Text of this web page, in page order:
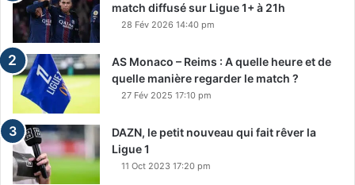
match diffusé sur Ligue 1+ à 21h
28 Fév 2026 14:40 pm
AS Monaco – Reims : A quelle heure et de
quelle manière regarder le match ?
27 Fév 2025 17:10 pm
DAZN, le petit nouveau qui fait rêver la
Ligue 1
11 Oct 2023 17:20 pm